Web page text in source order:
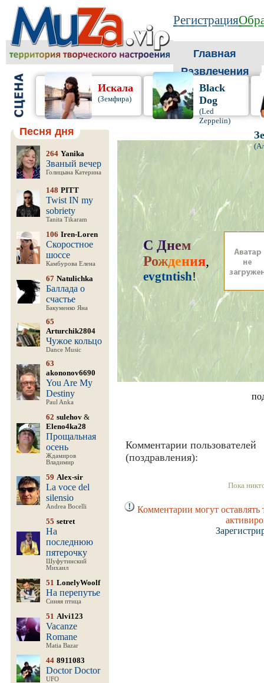
Регистрация
Главная
Развлечения
Искала
(Земфира)
Black
Dog
(Led
Zeppelin)
Песня дня
264 Yanika
Званый вечер
Голицына Катерина
148 PITT
Twist IN my
sobriety
Tanita Tikaram
106 Iren-Loren
Скоростное
шоссе
Камбурова Елена
67 Natulichka
Баллада о
счастье
Бакуменко Яна
65
Arturchik2804
Чужое кольцо
Dance Music
63
akononov6690
You Are My
Destiny
Paul Anka
62 sulehov &
Eleno4ka28
Прощальная
осень
Ждамиров
Владимир
59 Alex-sir
La voce del
silensio
Andrea Bocelli
55 setret
На
последнюю
пятерочку
Шуфутинский
Михаил
51 LonelyWoolf
На перепутье
Синяя птица
51 Alvi123
Vacanze
Romane
Matia Bazar
44 8911083
Doctor Doctor
UFO
С Днем
Рождения,
evgtntish!
Комментарии пользователей
(поздравления):
Пока
Комментарии могут оставлять